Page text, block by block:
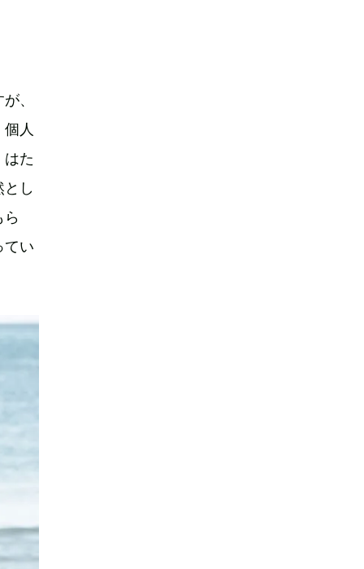
、
人
はた
し
ら
てい